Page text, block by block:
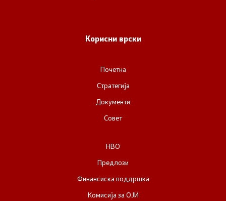
Корисни врски
Почетна
Стратегија
Документи
Совет
НВО
Предлози
Финансиска поддршка
Комисија за ОЈИ